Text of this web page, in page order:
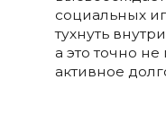
социальных
тухнуть
а это точно
активное